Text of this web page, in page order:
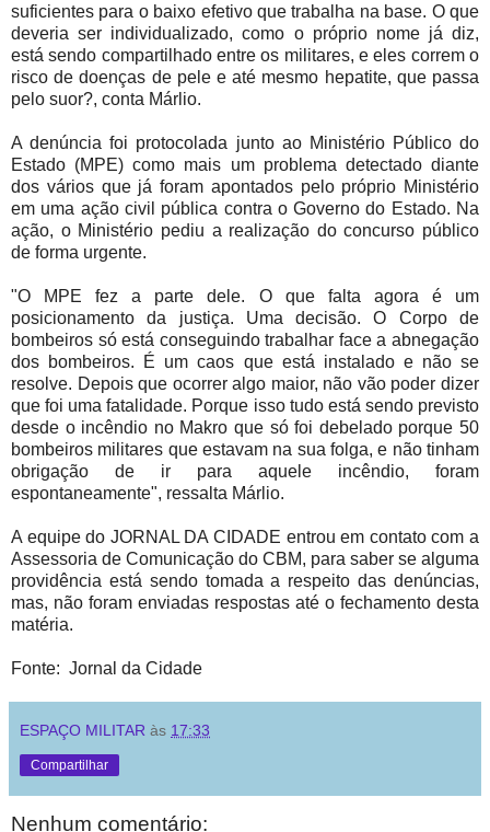
suficientes para o baixo efetivo que trabalha na base. O que
deveria ser individualizado, como o próprio nome já diz,
está sendo compartilhado entre os militares, e eles correm o
risco de doenças de pele e até mesmo hepatite, que passa
pelo suor?, conta Márlio.
A denúncia foi protocolada junto ao Ministério Público do
Estado (MPE) como mais um problema detectado diante
dos vários que já foram apontados pelo próprio Ministério
em uma ação civil pública contra o Governo do Estado. Na
ação, o Ministério pediu a realização do concurso público
de forma urgente.
"O MPE fez a parte dele. O que falta agora é um
posicionamento da justiça. Uma decisão. O Corpo de
bombeiros só está conseguindo trabalhar face a abnegação
dos bombeiros. É um caos que está instalado e não se
resolve. Depois que ocorrer algo maior, não vão poder dizer
que foi uma fatalidade. Porque isso tudo está sendo previsto
desde o incêndio no Makro que só foi debelado porque 50
bombeiros militares que estavam na sua folga, e não tinham
obrigação de ir para aquele incêndio, foram
espontaneamente", ressalta Márlio.
A equipe do JORNAL DA CIDADE entrou em contato com a
Assessoria de Comunicação do CBM, para saber se alguma
providência está sendo tomada a respeito das denúncias,
mas, não foram enviadas respostas até o fechamento desta
matéria.
Fonte: Jornal da Cidade
ESPAÇO MILITAR às 17:33
Compartilhar
Nenhum comentário: